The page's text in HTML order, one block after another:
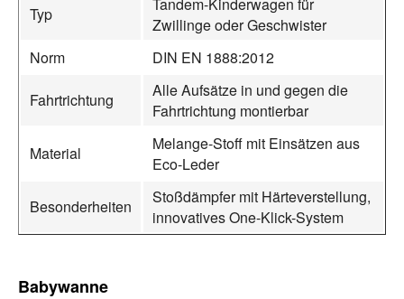
Typ
Zwillinge oder Geschwister
Norm
DIN EN 1888:2012
Fahrtrichtung
Alle Aufsätze in und gegen die
Fahrtrichtung montierbar
Material
Melange-Stoff mit Einsätzen aus
Eco-Leder
Besonderheiten
Stoßdämpfer mit Härteverstellung,
innovatives One-Klick-System
Babywanne